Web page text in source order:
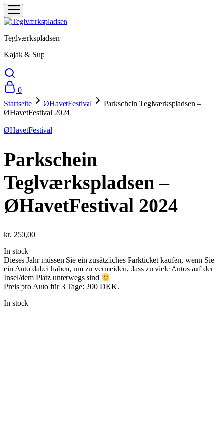
Teglværkspladsen
Kajak & Sup
0
Startseite
ØHavetFestival
Parkschein Teglværkspladsen –
ØHavetFestival 2024
ØHavetFestival
Parkschein
Teglværkspladsen –
ØHavetFestival 2024
kr. 250,00
In stock
Dieses Jahr müssen Sie ein zusätzliches Parkticket kaufen, wenn Sie
ein Auto dabei haben, um zu vermeiden, dass zu viele Autos auf der
Insel/dem Platz unterwegs sind
Preis pro Auto für 3 Tage: 200 DKK.
In stock